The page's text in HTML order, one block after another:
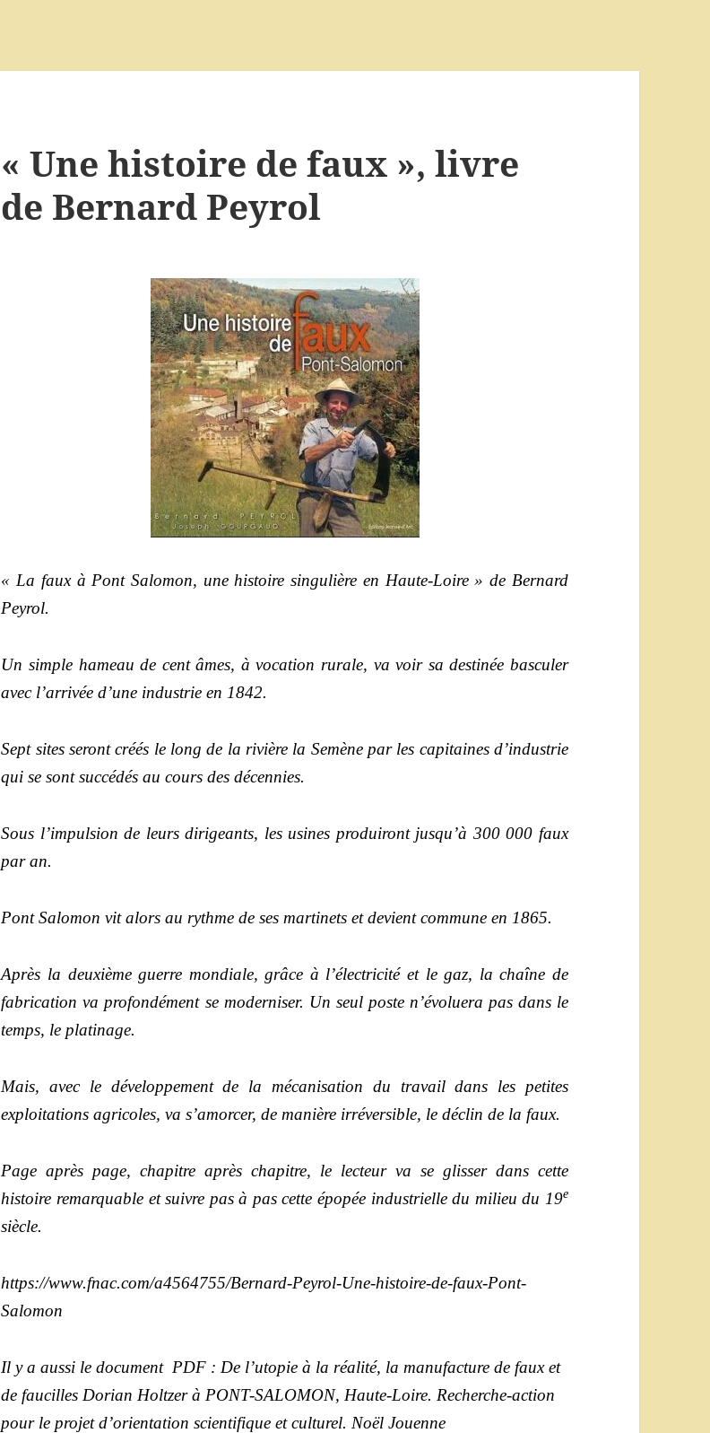
« Une histoire de faux », livre
de Bernard Peyrol
« La faux à Pont Salomon, une histoire singulière en Haute-Loire » de Bernard
Peyrol.
Un simple hameau de cent âmes, à vocation rurale, va voir sa destinée basculer
avec l’arrivée d’une industrie en 1842.
Sept sites seront créés le long de la rivière la Semène par les capitaines d’industrie
qui se sont succédés au cours des décennies.
Sous l’impulsion de leurs dirigeants, les usines produiront jusqu’à 300 000 faux
par an.
Pont Salomon vit alors au rythme de ses martinets et devient commune en 1865.
Après la deuxième guerre mondiale, grâce à l’électricité et le gaz, la chaîne de
fabrication va profondément se moderniser. Un seul poste n’évoluera pas dans le
temps, le platinage.
Mais, avec le développement de la mécanisation du travail dans les petites
exploitations agricoles, va s’amorcer, de manière irréversible, le déclin de la faux.
Page après page, chapitre après chapitre, le lecteur va se glisser dans cette
histoire remarquable et suivre pas à pas cette épopée industrielle du milieu du 19e
siècle.
https://www.fnac.com/a4564755/Bernard-Peyrol-Une-histoire-de-faux-Pont-
Salomon
Il y a aussi le document PDF : De l’utopie à la réalité, la manufacture de faux et
de faucilles Dorian Holtzer à PONT-SALOMON, Haute-Loire. Recherche-action
pour le projet d’orientation scientifique et culturel. Noël Jouenne